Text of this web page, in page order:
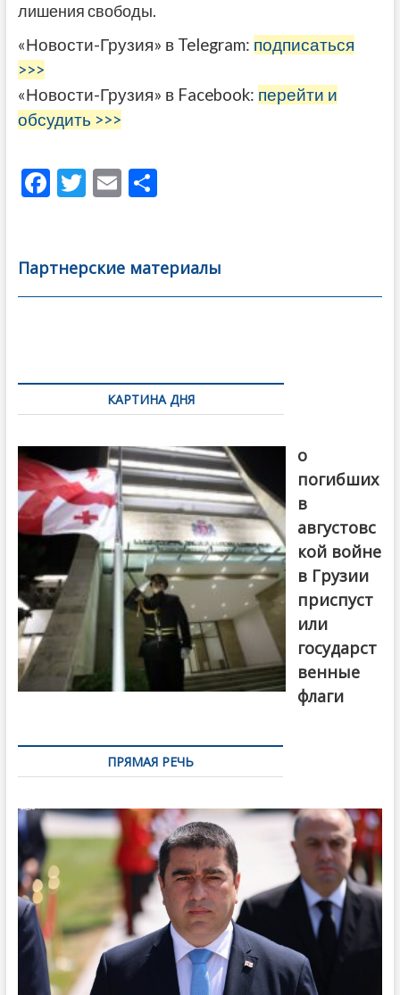
лишения свободы.
«Новости-Грузия» в Telegram: подписаться
>>>
«Новости-Грузия» в Facebook: перейти и
обсудить >>>
F
b
o
T
er
E
l
О
а
в
Партнерские материалы
по
записямКАРТИНА ДНЯ
о
погибших
в
августовс
кой войне
в Грузии
приспуст
или
государст
венные
флаги
ПРЯМАЯ РЕЧЬ